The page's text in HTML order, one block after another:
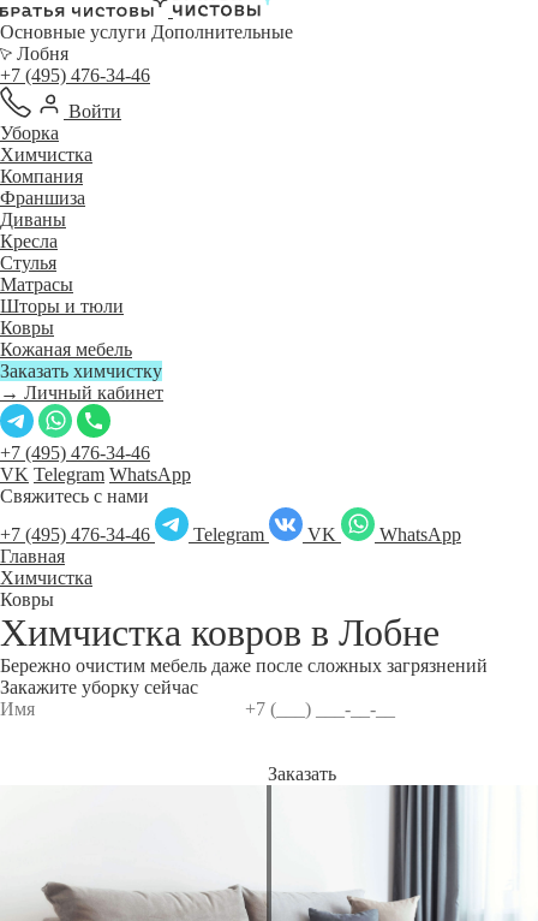
Основные услуги Дополнительные
Лобня
+7 (495) 476-34-46
Войти
Уборка
Химчистка
Компания
Франшиза
Диваны
Кресла
Стулья
Матрасы
Шторы и тюли
Ковры
Кожаная мебель
Заказать химчистку
→ Личный кабинет
+7 (495) 476-34-46
VK Telegram WhatsApp
Свяжитесь с нами
+7 (495) 476-34-46
Telegram VK
WhatsApp
Главная
Химчистка
Ковры
Химчистка ковров в Лобне
Бережно очистим мебель даже после сложных загрязнений
Закажите уборку сейчас
Заказать